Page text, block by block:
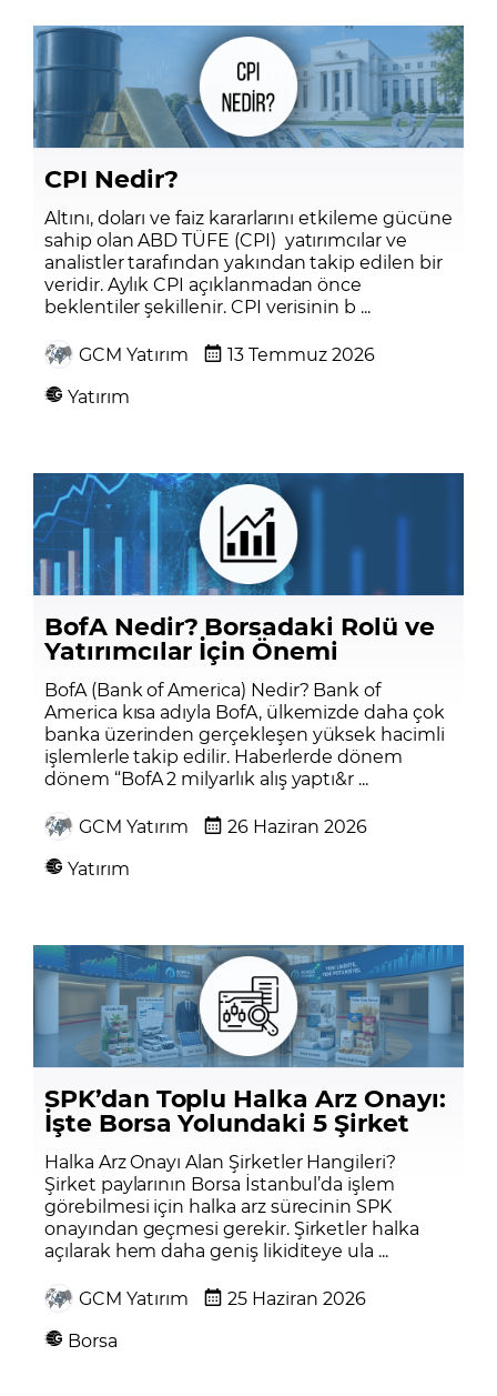
CPI Nedir?
Altını, doları ve faiz kararlarını etkileme gücüne
sahip olan ABD TÜFE (CPI) yatırımcılar ve
analistler tarafından yakından takip edilen bir
veridir. Aylık CPI açıklanmadan önce
beklentiler şekillenir. CPI verisinin b ...
GCM Yatırım
13 Temmuz 2026
Yatırım
BofA Nedir? Borsadaki Rolü ve
Yatırımcılar İçin Önemi
BofA (Bank of America) Nedir? Bank of
America kısa adıyla BofA, ülkemizde daha çok
banka üzerinden gerçekleşen yüksek hacimli
işlemlerle takip edilir. Haberlerde dönem
dönem “BofA 2 milyarlık alış yaptı&r ...
GCM Yatırım
26 Haziran 2026
Yatırım
SPK’dan Toplu Halka Arz Onayı:
İşte Borsa Yolundaki 5 Şirket
Halka Arz Onayı Alan Şirketler Hangileri?
Şirket paylarının Borsa İstanbul’da işlem
görebilmesi için halka arz sürecinin SPK
onayından geçmesi gerekir. Şirketler halka
açılarak hem daha geniş likiditeye ula ...
GCM Yatırım
25 Haziran 2026
Borsa